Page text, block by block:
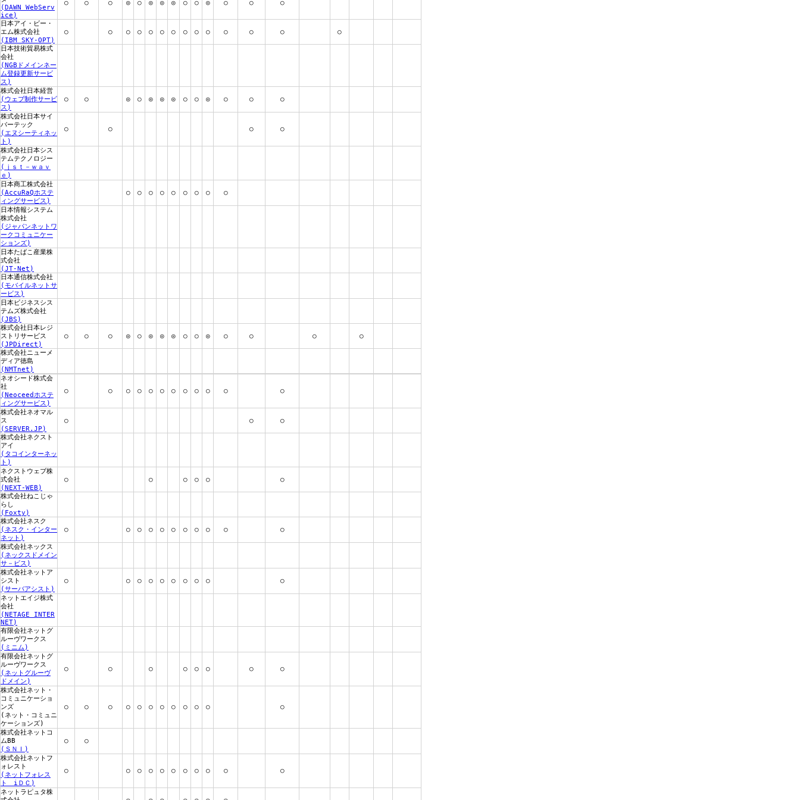
(DAWN WebServ
ice)
○ ○ ○ ◎ ○ ◎ ◎ ◎ ○ ○ ◎ ○ ○ ○
日本アイ・ビー・
エム株式会社
(IBM SKY-OPT)
○ ○ ○ ○ ○ ○ ○ ○ ○ ○ ○ ○ ○ ○
日本技術貿易株式
会社
(NGBドメインネー
ム登録更新サービ
ス)
株式会社日本経営
(ウェブ制作サービ
ス)
○ ○ ◎ ○ ◎ ◎ ◎ ○ ○ ◎ ○ ○ ○
株式会社日本サイ
バーテック
(エヌシーティネッ
ト)
○ ○ ○ ○
株式会社日本シス
テムテクノロジー
(ｊｓｔ－ｗａｖ
ｅ)
日本商工株式会社
(AccuRaQホステ
ィングサービス)
○ ○ ○ ○ ○ ○ ○ ○ ○
日本情報システム
株式会社
(ジャパンネットワ
ークコミュニケー
ションズ)
日本たばこ産業株
式会社
(JT-Net)
日本通信株式会社
(モバイルネットサ
ービス)
日本ビジネスシス
テムズ株式会社
(JBS)
株式会社日本レジ
ストリサービス
(JPDirect)
○ ○ ○ ◎ ○ ◎ ◎ ◎ ○ ○ ◎ ○ ○ ○ ○
株式会社ニューメ
ディア徳島
(NMTnet)
ネオシード株式会
社
(Neoceedホステ
ィングサービス)
○ ○ ○ ○ ○ ○ ○ ○ ○ ○ ○ ○
株式会社ネオマル
ス
(SERVER.JP)
○ ○ ○
株式会社ネクスト
アイ
(タコインターネッ
ト)
ネクストウェブ株
式会社
(NEXT-WEB)
○ ○ ○ ○ ○ ○
株式会社ねこじゃ
らし
(Foxty)
株式会社ネスク
(ネスク・インター
ネット)
○ ○ ○ ○ ○ ○ ○ ○ ○ ○ ○
株式会社ネックス
(ネックスドメイン
サ－ビス)
株式会社ネットア
シスト
(サーバアシスト)
○ ○ ○ ○ ○ ○ ○ ○ ○ ○
ネットエイジ株式
会社
(NETAGE INTER
NET)
有限会社ネットグ
ルーヴワークス
(ミニム)
有限会社ネットグ
ルーヴワークス
(ネットグルーヴ
ドメイン)
○ ○ ○ ○ ○ ○ ○ ○
株式会社ネット・
コミュニケーショ
ンズ
(ネット・コミュニ
ケーションズ)
○ ○ ○ ○ ○ ○ ○ ○ ○ ○ ○ ○
株式会社ネットコ
ムBB
(ＳＮＩ)
○ ○
株式会社ネットフ
ォレスト
(ネットフォレス
ト iＤＣ)
○ ○ ○ ○ ○ ○ ○ ○ ○ ○ ○
ネットラピュタ株